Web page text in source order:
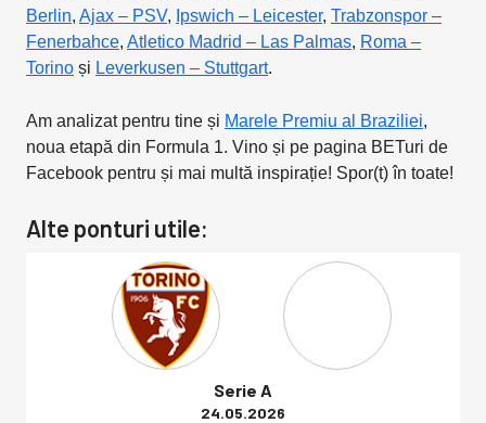
Berlin, Ajax – PSV, Ipswich – Leicester, Trabzonspor –
Fenerbahce, Atletico Madrid – Las Palmas, Roma –
Torino și Leverkusen – Stuttgart.
Am analizat pentru tine și Marele Premiu al Braziliei,
noua etapă din Formula 1. Vino și pe pagina BETuri de
Facebook pentru și mai multă inspirație! Spor(t) în toate!
Alte ponturi utile:
Serie A
24.05.2026